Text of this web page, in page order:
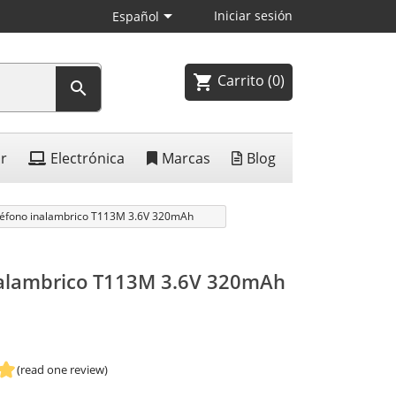
Español Iniciar sesión
 shopping_cart Carrito (0)
Electrónica Marcas Blog
inalambrico T113M 3.6V 320mAh
T113M 3.6V 320mAh
(read one review)